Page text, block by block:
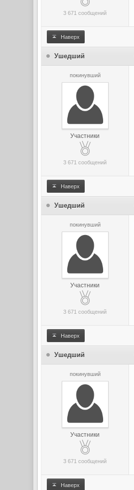
3 671 сообщений
Наверх
Ушедший
покинувший
Участники
3 671 сообщений
Наверх
Ушедший
покинувший
Участники
3 671 сообщений
Наверх
Ушедший
покинувший
Участники
3 671 сообщений
Наверх